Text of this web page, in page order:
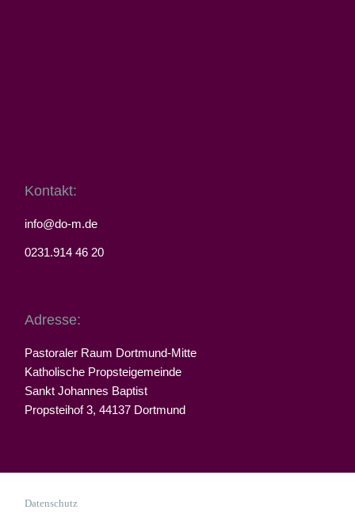
Kontakt:
info@do-m.de
0231.914 46 20
Adresse:
Pastoraler Raum Dortmund-Mitte
Katholische Propsteigemeinde
Sankt Johannes Baptist
Propsteihof 3, 44137 Dortmund
Datenschutz